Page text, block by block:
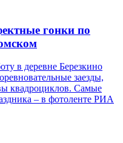
гонки по
в деревне Березкино
заезды,
квадроциклов. Самые
– в фотоленте РИА